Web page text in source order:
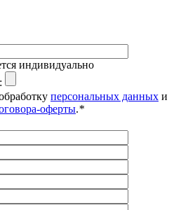
индивидуально
персональных данных и
оферты.*